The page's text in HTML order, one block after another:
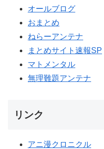
オールブログ
おまとめ
ねらーアンテナ
まとめサイト速報SP
マトメンタル
無理難題アンテナ
リンク
アニ漫クロニクル